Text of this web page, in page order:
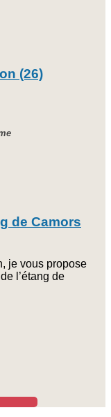
(26)
de Camors
je vous propose
l’étang de